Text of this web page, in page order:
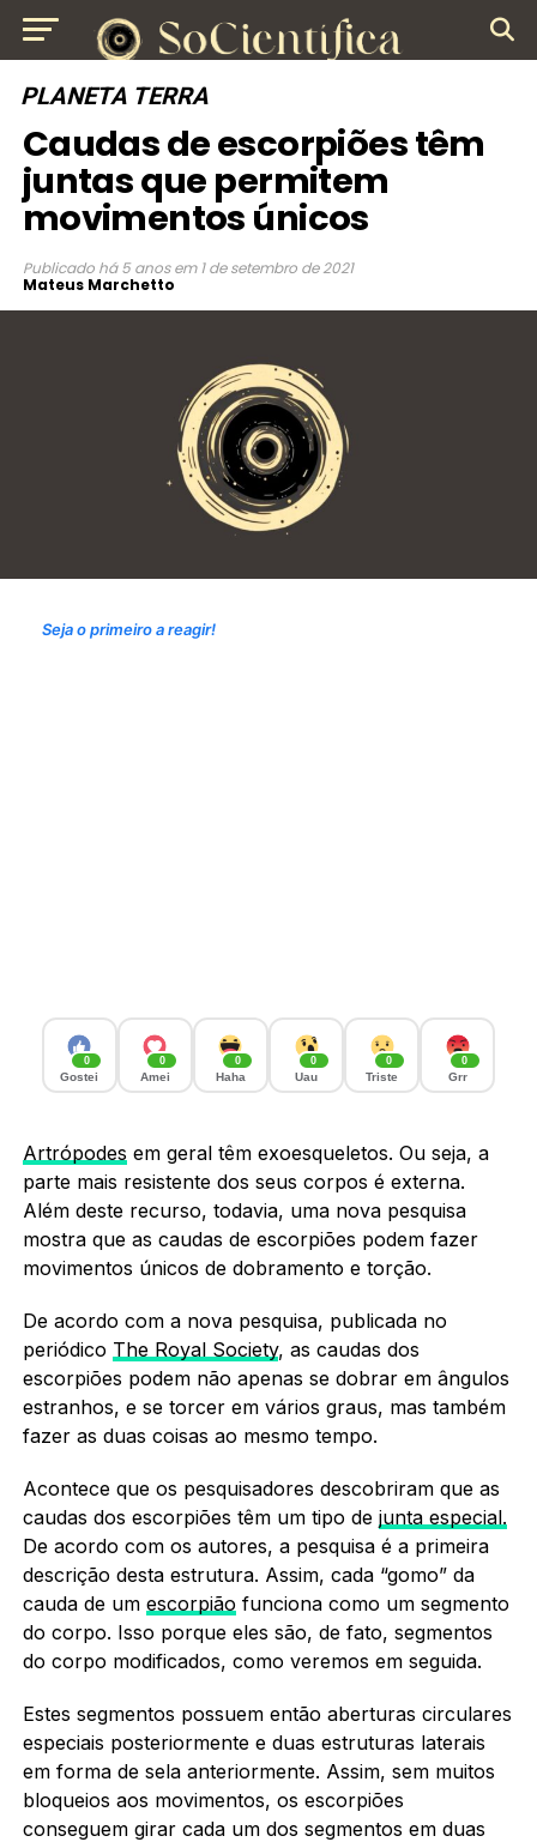
PLANETA TERRA
Caudas de escorpiões têm
juntas que permitem
movimentos únicos
Publicado há 5 anos em 1 de setembro de 2021
Mateus Marchetto
Seja o primeiro a reagir!
0
Gostei
0
Amei
0
Haha
0
Uau
0
Triste
0
Grr
Artrópodes em geral têm exoesqueletos. Ou seja, a
parte mais resistente dos seus corpos é externa.
Além deste recurso, todavia, uma nova pesquisa
mostra que as caudas de escorpiões podem fazer
movimentos únicos de dobramento e torção.
De acordo com a nova pesquisa, publicada no
periódico The Royal Society, as caudas dos
escorpiões podem não apenas se dobrar em ângulos
estranhos, e se torcer em vários graus, mas também
fazer as duas coisas ao mesmo tempo.
Acontece que os pesquisadores descobriram que as
caudas dos escorpiões têm um tipo de junta especial.
De acordo com os autores, a pesquisa é a primeira
descrição desta estrutura. Assim, cada “gomo” da
cauda de um escorpião funciona como um segmento
do corpo. Isso porque eles são, de fato, segmentos
do corpo modificados, como veremos em seguida.
Estes segmentos possuem então aberturas circulares
especiais posteriormente e duas estruturas laterais
em forma de sela anteriormente. Assim, sem muitos
bloqueios aos movimentos, os escorpiões
conseguem girar cada um dos segmentos em duas